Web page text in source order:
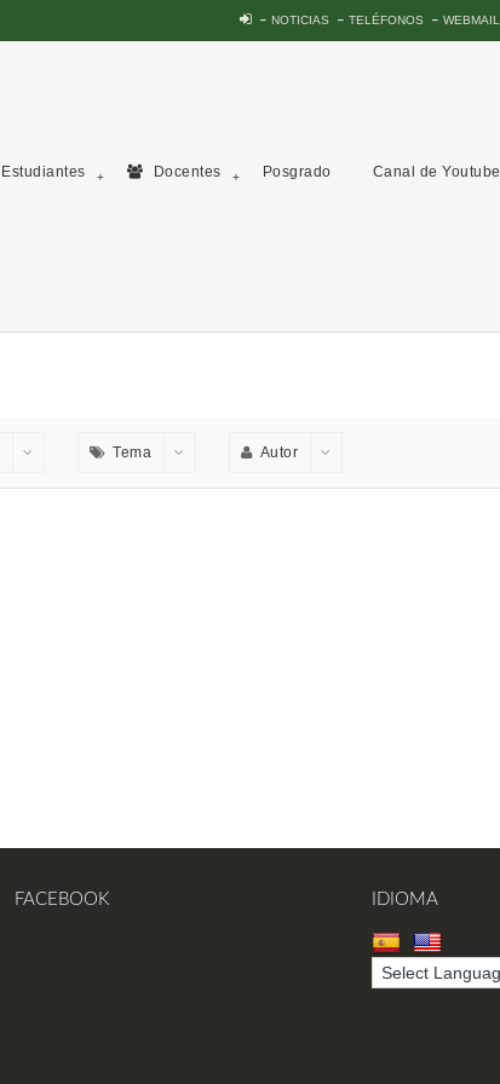
NOTICIAS TELÉFONOS WEBMAIL
Estudiantes Docentes Posgrado Canal de Youtube
Tema Autor
FACEBOOK IDIOMA